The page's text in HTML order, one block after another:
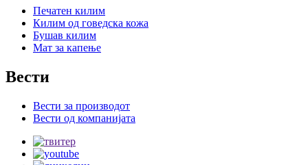
Печатен килим
Килим од говедска кожа
Бушав килим
Мат за капење
Вести
Вести за производот
Вести од компанијата